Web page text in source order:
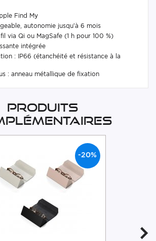
Find My
autonomie jusqu’à 6 mois
via Qi ou MagSafe (1 h pour 100 %)
intégrée
: IP66 (étanchéité et résistance à la
: anneau métallique de fixation
Produits
-20%